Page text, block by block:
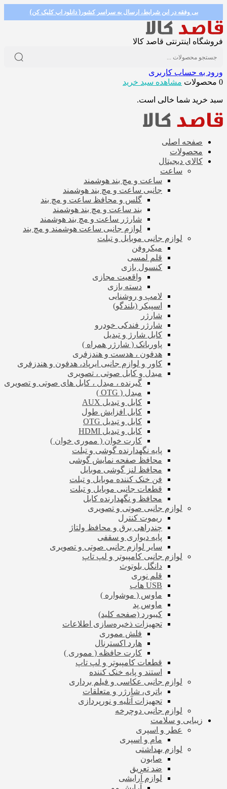
بی وفقه در این شرایط، ارسال به سراسر کشور( دانلود اپ کلیک کن)
فروشگاه اینترنتی قاصد کالا
ورود به حساب کاربری
0 محصولات
مشاهده سبد خرید
سبد خرید شما خالی است.
صفحه اصلی
محصولات
کالای دیجیتال
ساعت
ساعت و مچ بند هوشمند
جانبی ساعت و مچ بند هوشمند
گلس و محافظ ساعت و مچ بند
بند ساعت و مچ بند هوشمند
شارژر ساعت و مچ بند هوشمند
لوازم جانبی ساعت هوشمند و مچ بند
لوازم جانبی موبایل و تبلت
میکروفن
قلم لمسی
کنسول بازی
واقعیت مجازی
دسته بازی
لامپ و روشنایی
اسپیکر (بلندگو)
شارژر
شارژر فندکی خودرو
کابل شارژ و تبدیل
پاوربانک ( شارژر همراه )
هدفون ، هدست و هندزفری
کاور و لوازم جانبی ایرپاد، هدفون و هندزفری
مبدل و کابل صوتی ، تصویری
گیرنده ، مبدل ، کابل های صوتی و تصویری
مبدل ( OTG )
کابل و تبدیل AUX
کابل افزایش طول
کابل و تبدیل OTG
کابل و تبدیل HDMI
کارت خوان ( مموری خوان )
پایه نگهدارنده گوشی و تبلت
محافظ صفحه نمایش گوشی
محافظ لنز گوشی موبایل
فن خنک کننده موبایل و تبلت
قطعات جانبی موبایل و تبلت
محافظ و نگهدارنده کابل
لوازم جانبی صوتی و تصویری
ریموت کنترل
چندراهی برق و محافظ ولتاژ
پایه دیواری و سقفی
سایر لوازم جانبی صوتی و تصویری
لوازم جانبی کامپیوتر و لپ تاپ
دانگل بلوتوث
قلم نوری
USB هاب
ماوس ( موشواره )
ماوس پد
کیبورد (صفحه کلید)
تجهیزات ذخیره‌سازی اطلاعات
فلش مموری
هارد اکسترنال
کارت حافظه ( مموری )
قطعات کامپیوتر و لپ تاپ
استند و پایه خنک کننده
لوازم جانبی عکاسی و فیلم برداری
باتری، شارژر و متعلقات
تجهیزات آتلیه و نورپردازی
لوازم جانبی دوچرخه
زیبایی و سلامت
عطر و اسپری
مام و اسپری
لوازم بهداشتی
صابون
ضد تعریق
لوازم آرایشی